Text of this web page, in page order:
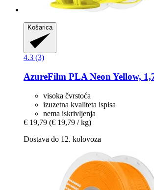
Košarica
4.3 (3)
AzureFilm PLA Neon Yellow,
visoka čvrstoća
izuzetna kvaliteta ispisa
nema iskrivljenja
€ 19,79 (€ 19,79 / kg)
Dostava do 12. kolovoza